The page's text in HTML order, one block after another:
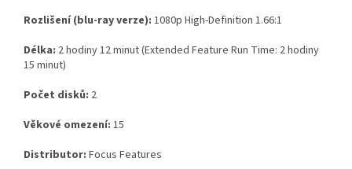
Rozlišení (blu-ray verze): 1080p High-Definition 1.66:1
Délka: 2 hodiny 12 minut (Extended Feature Run Time: 2 hodiny
15 minut)
Počet disků: 2
Věkové omezení: 15
Distributor: Focus Features